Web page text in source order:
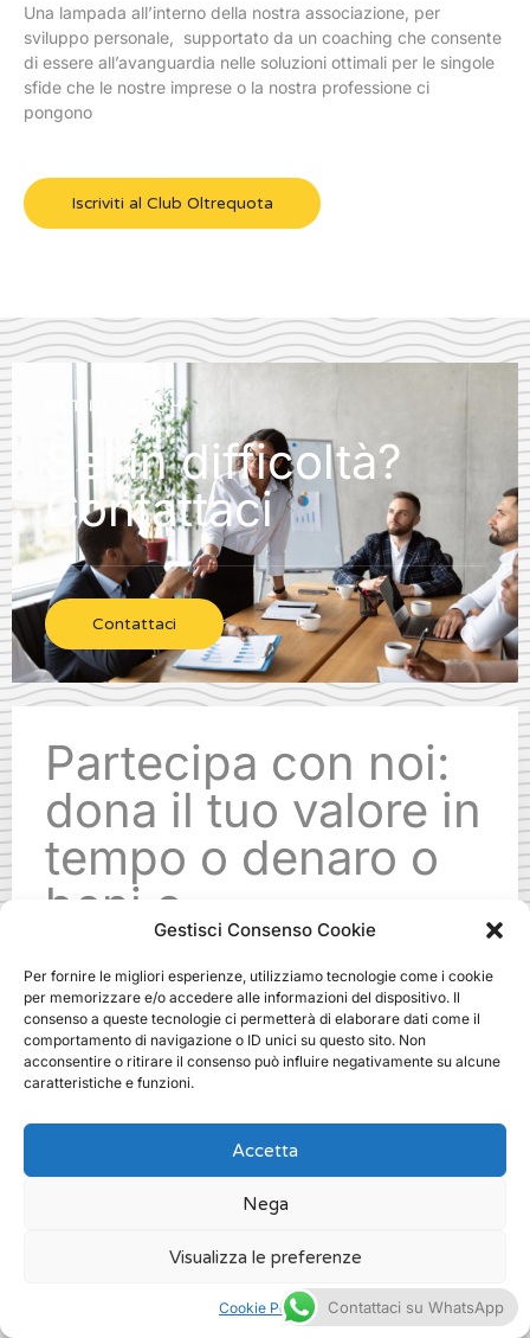
Gestisci Consenso Cookie
Per fornire le migliori esperienze, utilizziamo tecnologie come i cookie
per memorizzare e/o accedere alle informazioni del dispositivo. Il
consenso a queste tecnologie ci permetterà di elaborare dati come il
comportamento di navigazione o ID unici su questo sito. Non
acconsentire o ritirare il consenso può influire negativamente su alcune
caratteristiche e funzioni.
Accetta
Nega
Visualizza le preferenze
Cookie Policy
Una lampada all’interno della nostra associazione, per
sviluppo personale, supportato da un coaching che consente
di essere all’avanguardia nelle soluzioni ottimali per le singole
sfide che le nostre imprese o la nostra professione ci
pongono
Iscriviti al Club Oltrequota
GET IN TOUCH
Sei in difficoltà?
Contattaci
Contattaci
Partecipa con noi:
dona il tuo valore in
tempo o denaro o
beni o
specializzazioni.
Ti aspettiamo!
master fundraising come si fa a
Contattaci su WhatsApp